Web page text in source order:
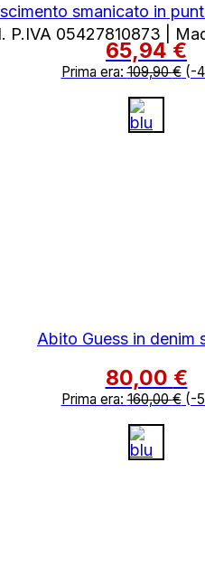
smanicato in
65,94€
Prima era:109,90€(-
Abito Guess in denim
80,00 €
Prima era:160,00€(-
P.IVA 05427810873 |